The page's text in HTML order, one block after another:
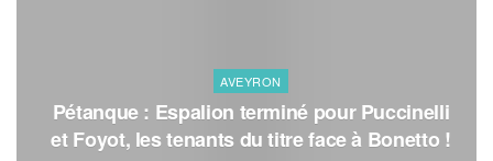
AVEYRON
Pétanque : Espalion terminé pour Puccinelli
et Foyot, les tenants du titre face à Bonetto !